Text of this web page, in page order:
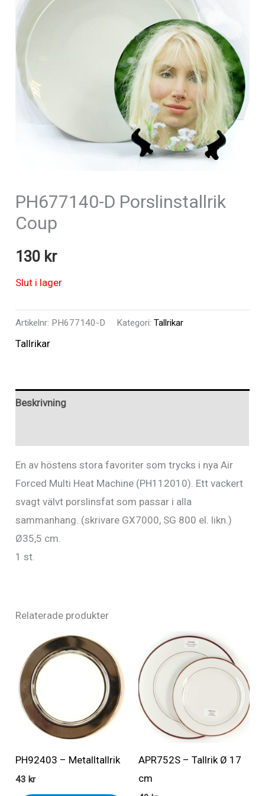
PH677140-D Porslinstallrik
Coup
130 kr
Slut i lager
Artikelnr: PH677140-D Kategori:Tallrikar
Tallrikar
Beskrivning
En av höstens stora favoriter som trycks i nya Air
Forced Multi Heat Machine (PH112010). Ett vackert
svagt välvt porslinsfat som passar i alla
sammanhang. (skrivare GX7000, SG 800 el. likn.)
Ø35,5 cm.
1 st.
Relaterade produkter
PH92403 – Metalltallrik
43 kr
APR752S – Tallrik Ø 17
cm